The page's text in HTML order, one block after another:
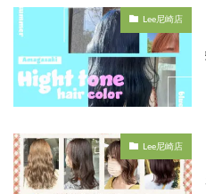
Lee尼崎店
Lee尼崎店